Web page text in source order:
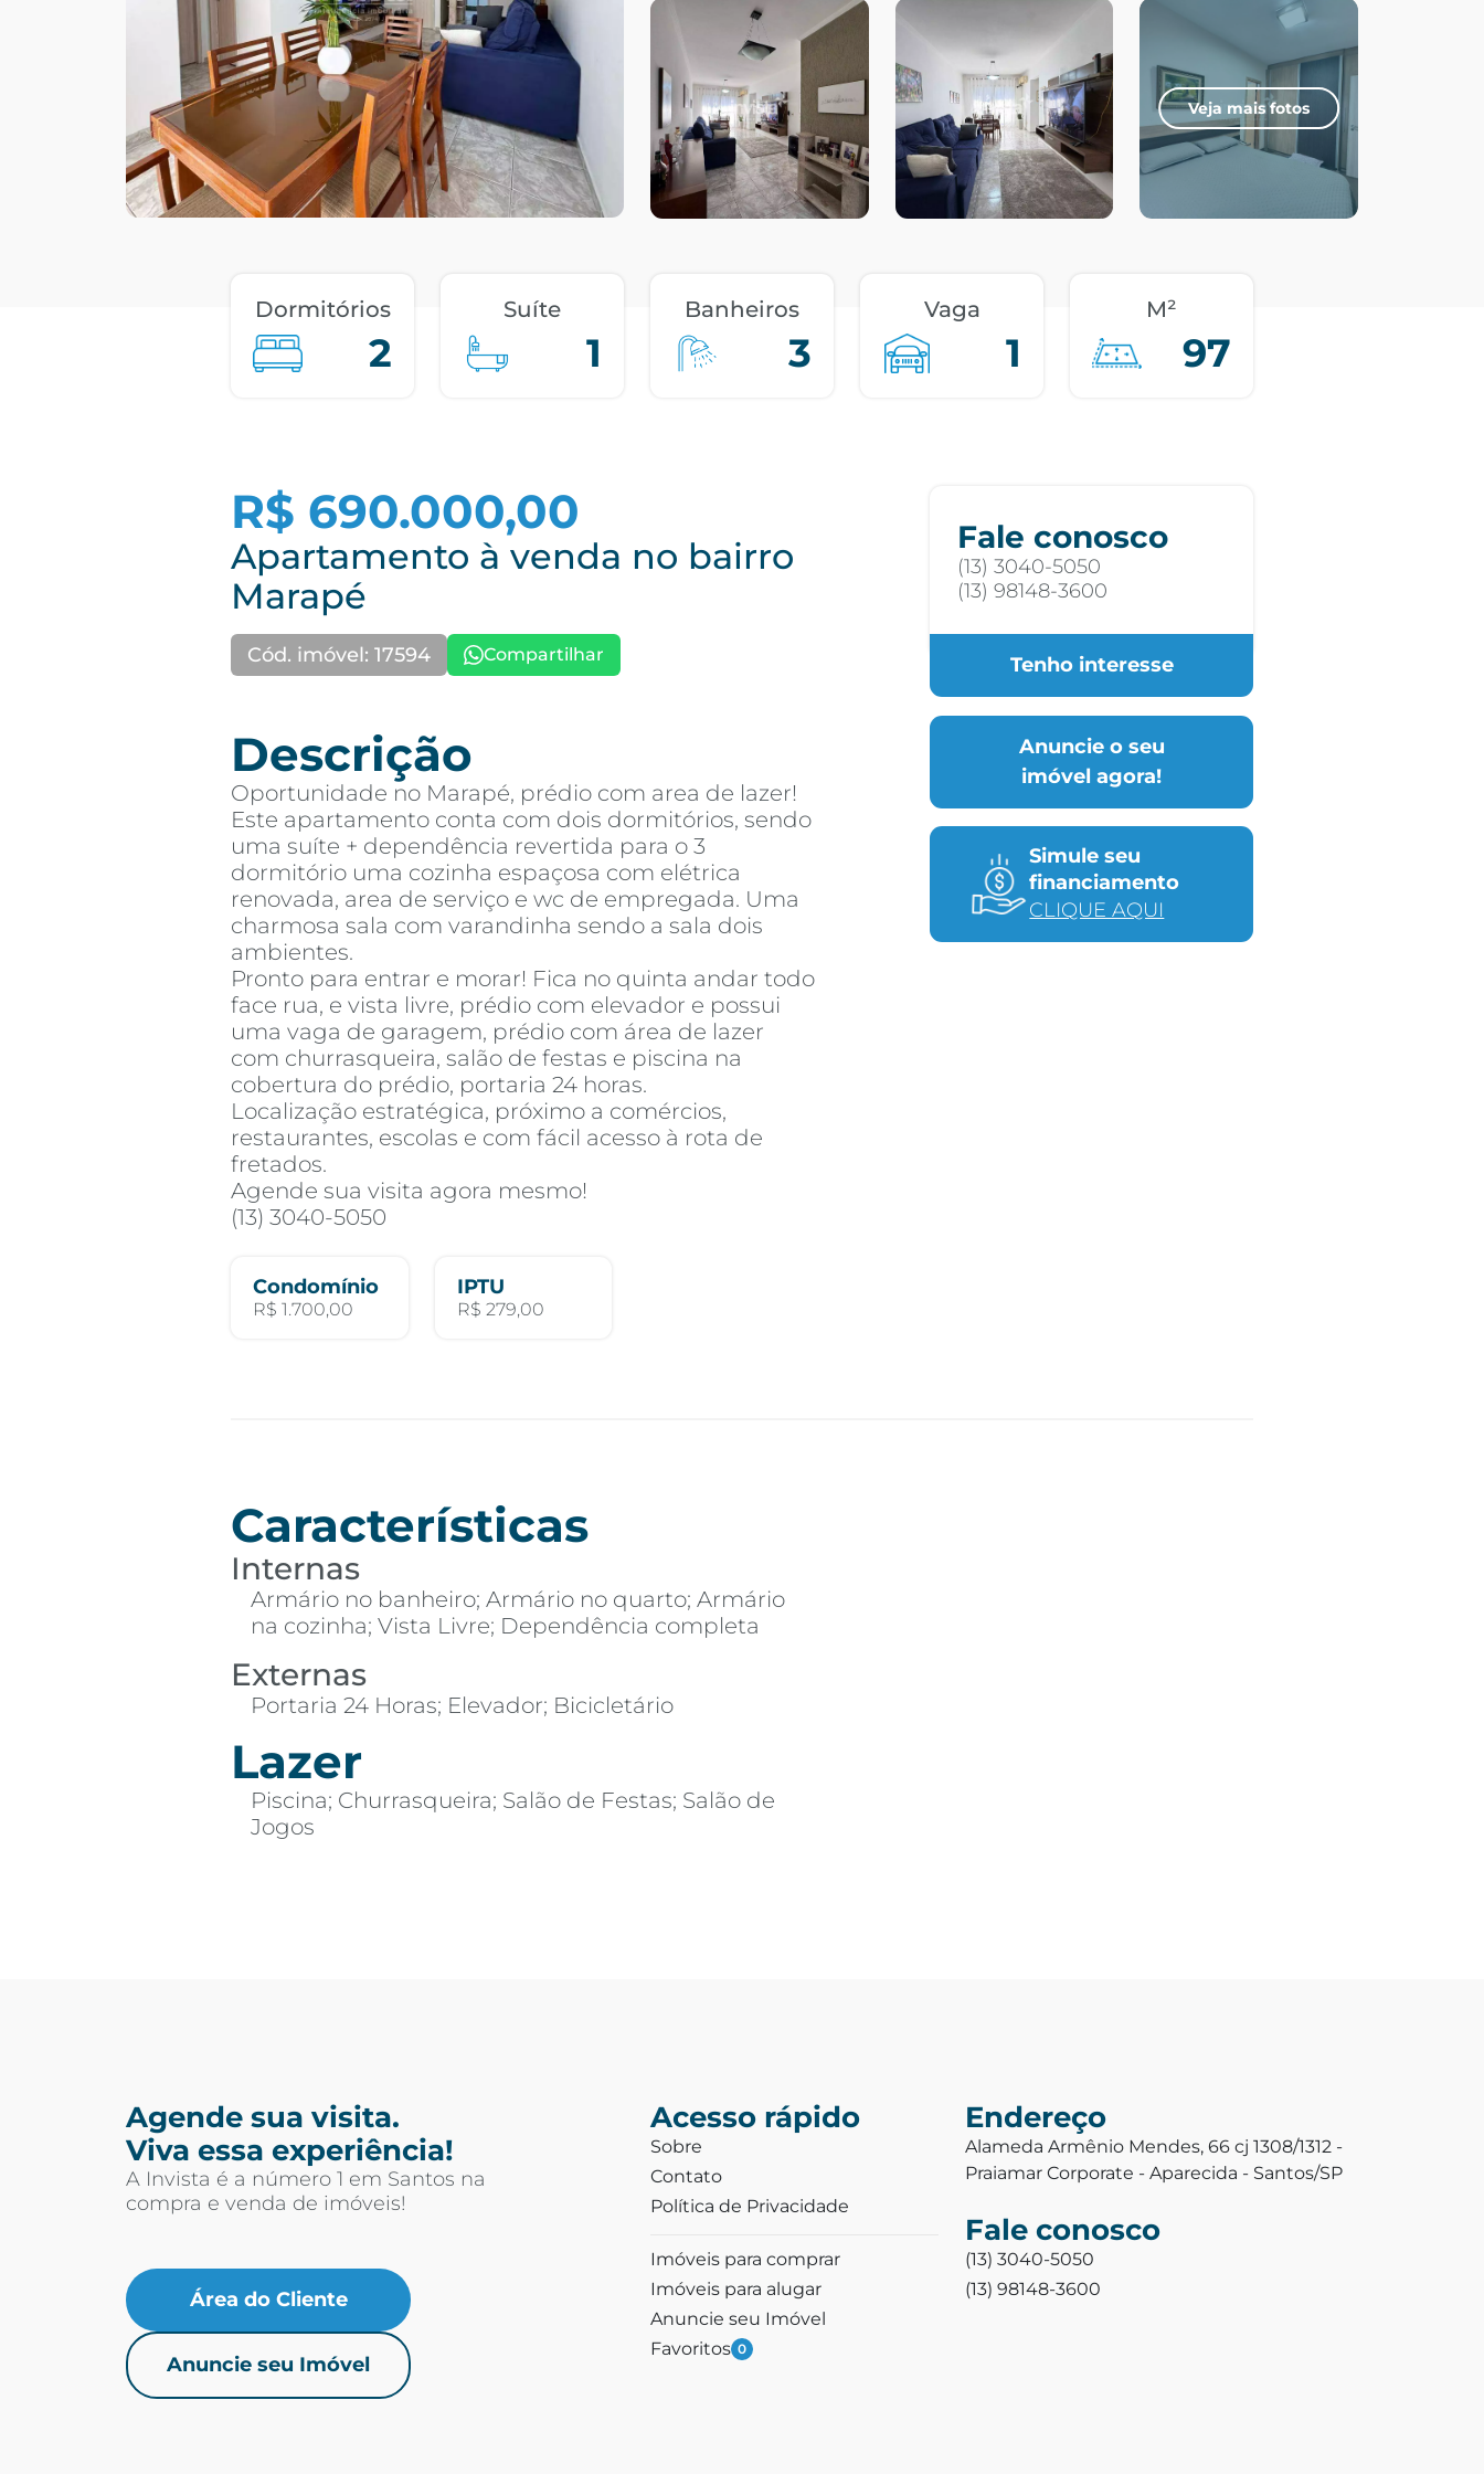
Veja mais fotos
Dormitórios
2
Suíte
1
Banheiros
3
Vaga
1
M²
97
R$ 690.000,00
Apartamento à venda no bairro
Marapé
Cód. imóvel: 17594 Compartilhar
Descrição
Oportunidade no Marapé, prédio com area de lazer!
Este apartamento conta com dois dormitórios, sendo
uma suíte + dependência revertida para o 3
dormitório uma cozinha espaçosa com elétrica
renovada, area de serviço e wc de empregada. Uma
charmosa sala com varandinha sendo a sala dois
ambientes.
Pronto para entrar e morar! Fica no quinta andar todo
face rua, e vista livre, prédio com elevador e possui
uma vaga de garagem, prédio com área de lazer
com churrasqueira, salão de festas e piscina na
cobertura do prédio, portaria 24 horas.
Localização estratégica, próximo a comércios,
restaurantes, escolas e com fácil acesso à rota de
fretados.
Agende sua visita agora mesmo!
(13) 3040-5050
Condomínio
R$ 1.700,00
IPTU
R$ 279,00
Fale conosco
(13) 3040-5050
(13) 98148-3600
Tenho interesse
Anuncie o seu
imóvel agora!
Simule seu
financiamento
CLIQUE AQUI
Características
Internas
Armário no banheiro; Armário no quarto; Armário
na cozinha; Vista Livre; Dependência completa
Externas
Portaria 24 Horas; Elevador; Bicicletário
Lazer
Piscina; Churrasqueira; Salão de Festas; Salão de
Jogos
Agende sua visita.
Viva essa experiência!
A Invista é a número 1 em Santos na
compra e venda de imóveis!
Área do Cliente
Anuncie seu Imóvel
Acesso rápido
Sobre
Contato
Política de Privacidade
Imóveis para comprar
Imóveis para alugar
Anuncie seu Imóvel
Favoritos 0
Endereço
Alameda Armênio Mendes, 66 cj 1308/1312 -
Praiamar Corporate - Aparecida - Santos/SP
Fale conosco
(13) 3040-5050
(13) 98148-3600